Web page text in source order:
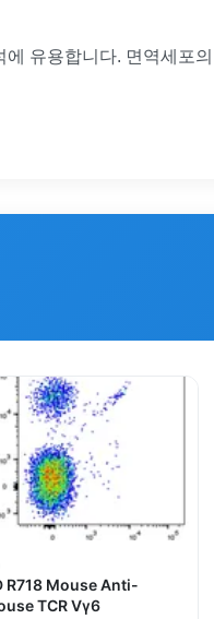
유용합니다. 면역세포
R718 Mouse Anti-
TCR Vγ6